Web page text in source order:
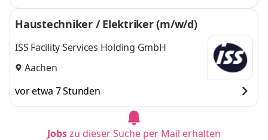
Haustechniker / Elektriker (m/w/d)
ISS Facility Services Holding GmbH
Aachen
vor etwa 7 Stunden
Jobszu dieser Suche per Mail erhalten